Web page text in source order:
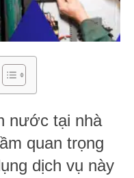
nước tại nhà
quan trọng
dịch vụ này